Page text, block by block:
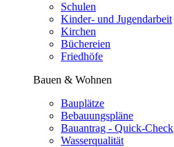
Schulen
Kinder- und Jugendarbeit
Kirchen
Büchereien
Friedhöfe
Bauen & Wohnen
Bauplätze
Bebauungspläne
Bauantrag - Quick-Check
Wasserqualität